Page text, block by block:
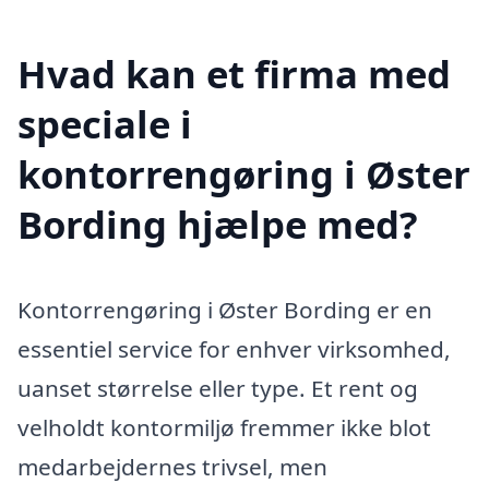
Hvad kan et firma med
speciale i
kontorrengøring i Øster
Bording hjælpe med?
Kontorrengøring i Øster Bording er en
essentiel service for enhver virksomhed,
uanset størrelse eller type. Et rent og
velholdt kontormiljø fremmer ikke blot
medarbejdernes trivsel, men